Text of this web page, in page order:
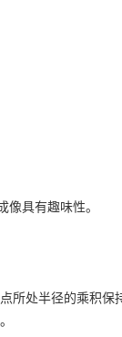
具有趣味性。
所处半径的乘积保